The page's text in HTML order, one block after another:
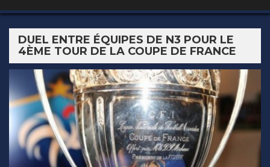
DUEL ENTRE ÉQUIPES DE N3 POUR LE
4ÈME TOUR DE LA COUPE DE FRANCE